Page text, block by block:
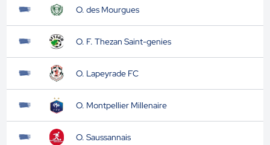
O. des Mourgues
O. F. Thezan Saint-genies
O. Lapeyrade FC
O. Montpellier Millenaire
O. Saussannais